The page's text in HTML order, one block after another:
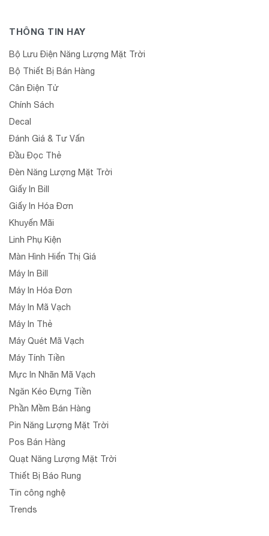
THÔNG TIN HAY
Bộ Lưu Điện Năng Lượng Mặt Trời
Bộ Thiết Bị Bán Hàng
Cân Điện Tử
Chính Sách
Decal
Đánh Giá & Tư Vấn
Đầu Đọc Thẻ
Đèn Năng Lượng Mặt Trời
Giấy In Bill
Giấy In Hóa Đơn
Khuyến Mãi
Linh Phụ Kiện
Màn Hình Hiển Thị Giá
Máy In Bill
Máy In Hóa Đơn
Máy In Mã Vạch
Máy In Thẻ
Máy Quét Mã Vạch
Máy Tính Tiền
Mực In Nhãn Mã Vạch
Ngăn Kéo Đựng Tiền
Phần Mềm Bán Hàng
Pin Năng Lượng Mặt Trời
Pos Bán Hàng
Quạt Năng Lượng Mặt Trời
Thiết Bị Báo Rung
Tin công nghệ
Trends